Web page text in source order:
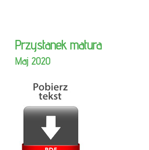
Przystanek matura
Maj 2020